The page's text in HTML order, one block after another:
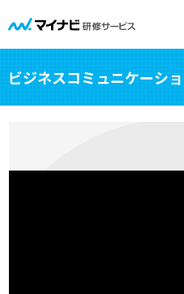
ビジネスコミュニケーシ